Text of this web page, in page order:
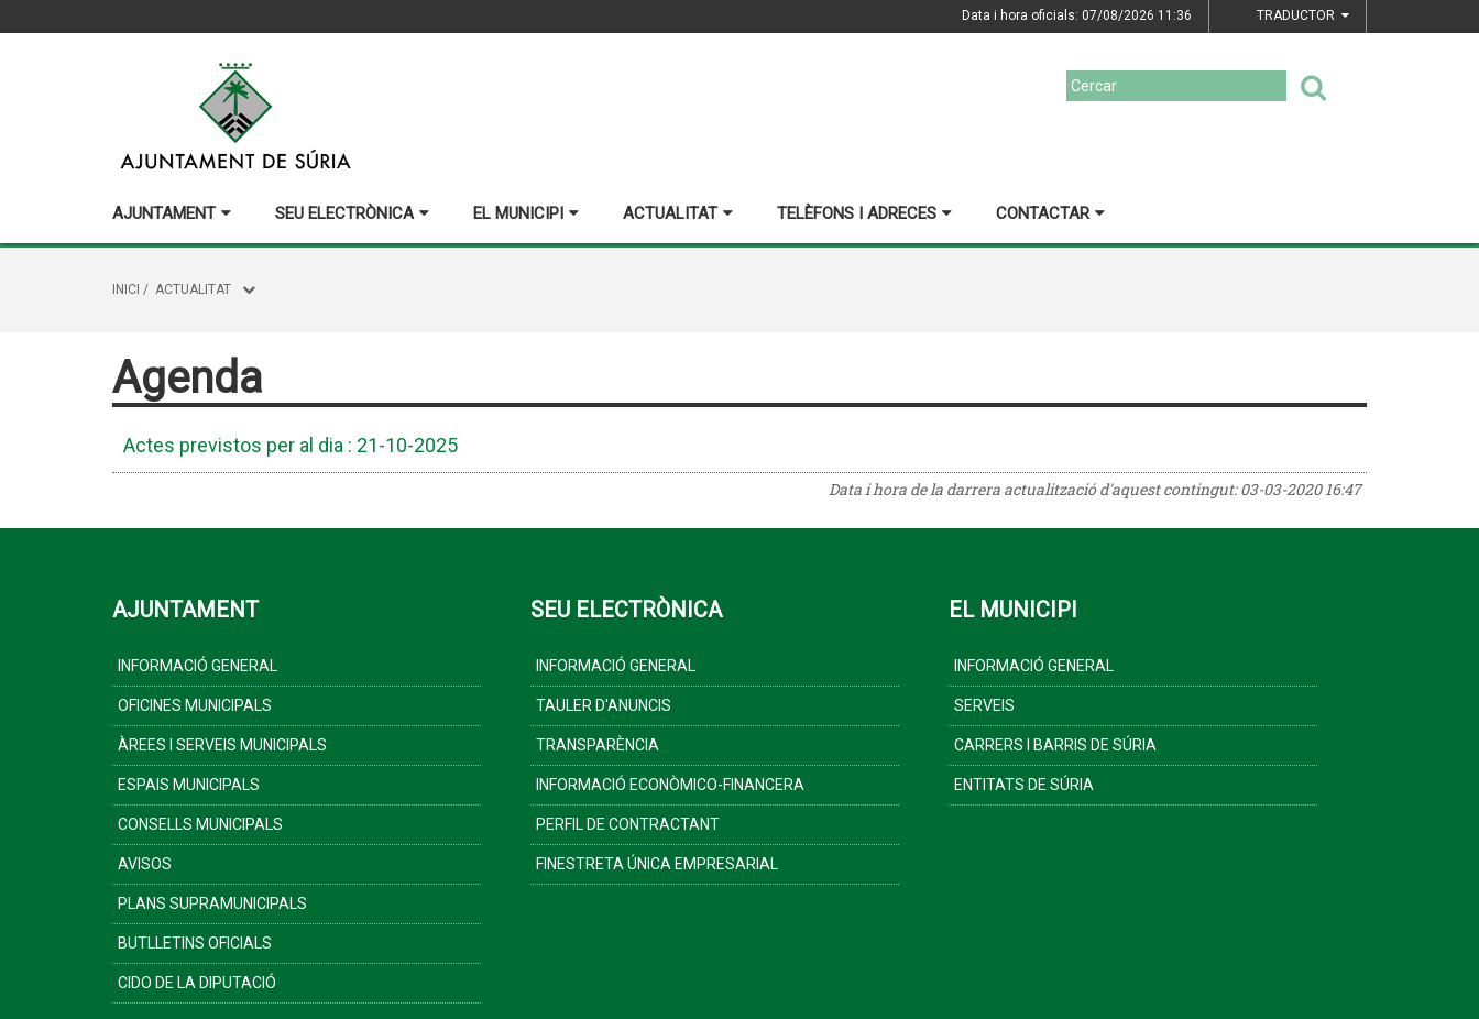
Data i hora oficials: 07/08/2026 11:36 TRADUCTOR
AJUNTAMENT SEU ELECTRÒNICA EL MUNICIPI ACTUALITAT TELÈFONS I ADRECES CONTACTAR
INICI / ACTUALITAT
Agenda
Actes previstos per al dia : 21-10-2025
Data i hora de la darrera actualització d'aquest contingut:03-03-2020 16:47
AJUNTAMENT
INFORMACIÓ GENERAL
OFICINES MUNICIPALS
ÀREES I SERVEIS MUNICIPALS
ESPAIS MUNICIPALS
CONSELLS MUNICIPALS
AVISOS
PLANS SUPRAMUNICIPALS
BUTLLETINS OFICIALS
CIDO DE LA DIPUTACIÓ
SEU ELECTRÒNICA
INFORMACIÓ GENERAL
TAULER D'ANUNCIS
TRANSPARÈNCIA
INFORMACIÓ ECONÒMICO-FINANCERA
PERFIL DE CONTRACTANT
FINESTRETA ÚNICA EMPRESARIAL
EL MUNICIPI
INFORMACIÓ GENERAL
SERVEIS
CARRERS I BARRIS DE SÚRIA
ENTITATS DE SÚRIA